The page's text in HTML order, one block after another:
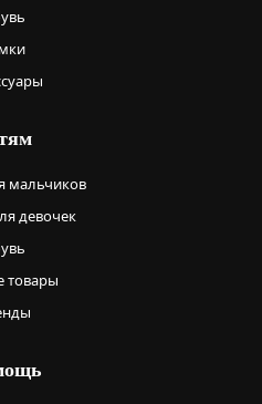
мальчиков
девочек
товары